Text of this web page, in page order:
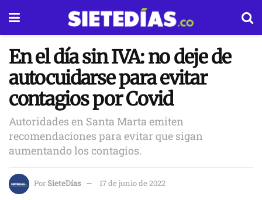
En el día sin IVA: no deje de
autocuidarse para evitar
contagios por Covid
Autoridades en Santa Marta emiten
recomendaciones para evitar que sigan
aumentando los contagios.
PorSieteDías 17 de junio de 2022